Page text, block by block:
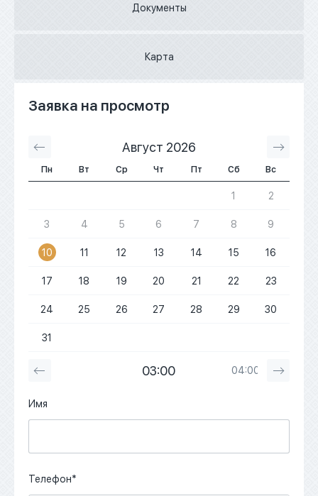
Документы
Карта
Заявка на просмотр
Август 2026
Пн Вт Ср Чт Пт Сб Вс
1 2
3 4 5 6 7 8 9
10 11 12 13 14 15 16
17 18 19 20 21 22 23
24 25 26 27 28 29 30
31
03:00 04:00
Имя
Телефон*